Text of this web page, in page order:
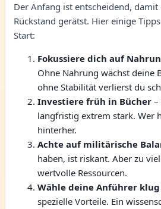
Der Anfang ist entscheidend,
Rückstand gerätst. Hier einige
Start:
Fokussiere dich auf
Ohne Nahrung wächst deine
ohne Stabilität verlierst du
Investiere früh in Bücher –
langfristig extrem stark. Wer
hinterher.
Achte auf militärische
haben, ist riskant. Aber zu
wertvolle Ressourcen.
Wähle deine Anführer klug
spezielle Vorteile. Ein